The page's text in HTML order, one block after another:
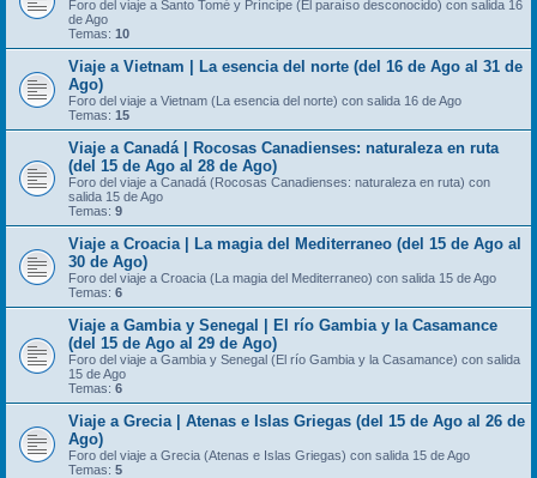
Foro del viaje a Santo Tomé y Príncipe (El paraíso desconocido) con salida 16
de Ago
Temas: 10
Viaje a Vietnam | La esencia del norte (del 16 de Ago al 31 de
Ago)
Foro del viaje a Vietnam (La esencia del norte) con salida 16 de Ago
Temas: 15
Viaje a Canadá | Rocosas Canadienses: naturaleza en ruta
(del 15 de Ago al 28 de Ago)
Foro del viaje a Canadá (Rocosas Canadienses: naturaleza en ruta) con
salida 15 de Ago
Temas: 9
Viaje a Croacia | La magia del Mediterraneo (del 15 de Ago al
30 de Ago)
Foro del viaje a Croacia (La magia del Mediterraneo) con salida 15 de Ago
Temas: 6
Viaje a Gambia y Senegal | El río Gambia y la Casamance
(del 15 de Ago al 29 de Ago)
Foro del viaje a Gambia y Senegal (El río Gambia y la Casamance) con salida
15 de Ago
Temas: 6
Viaje a Grecia | Atenas e Islas Griegas (del 15 de Ago al 26 de
Ago)
Foro del viaje a Grecia (Atenas e Islas Griegas) con salida 15 de Ago
Temas: 5